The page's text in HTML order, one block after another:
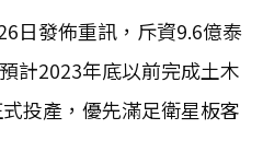
日發佈重訊，斥資9.6億泰
計2023年底以前完成土木
投產，優先滿足衛星板客